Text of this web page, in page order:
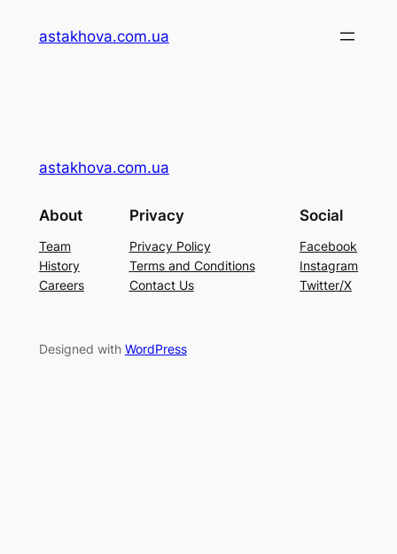
astakhova.com.ua
astakhova.com.ua
About
Team
History
Careers
Privacy
Privacy Policy
Terms and Conditions
Contact Us
Social
Facebook
Instagram
Twitter/X
Designed with WordPress